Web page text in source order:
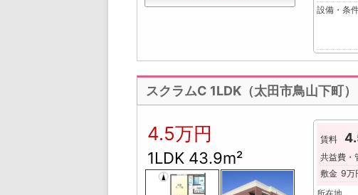
設備・条
スクラムC 1LDK（太田市鳥山下町）
4.5万円
1LDK 43.9m²
賃料
共益費・
敷金 9万